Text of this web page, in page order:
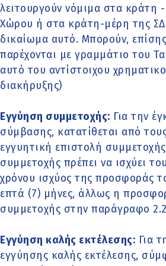
λειτουργούν νόμιμα στα
Χώρου ή στα κράτη-μέρη της
δικαίωμα αυτό. Μπορούν,
παρέχονται με γραμμάτιο του
αυτό του αντίστοιχου
διακήρυξης)
Εγγύηση συμμετοχής: Για την
σύμβασης, κατατίθεται από
εγγυητική επιστολή
συμμετοχής πρέπει να ισχύει
χρόνου ισχύος της προσφοράς
επτά (7) μήνες, άλλως η
συμμετοχής στην παράγραφο
Εγγύηση καλής εκτέλεσης: Για
εγγύησης καλής εκτέλεσης,